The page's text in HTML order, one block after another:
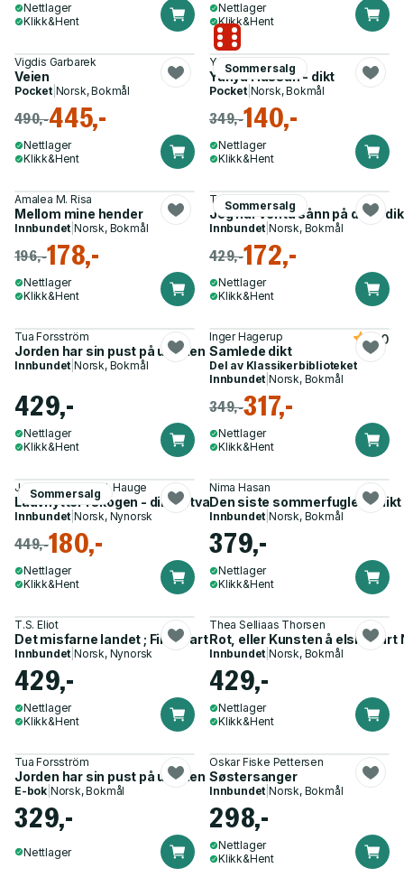
Nettlager
Klikk&Hent
Nettlager
Klikk&Hent
Vigdis Garbarek
Veien
Pocket| Norsk, Bokmål
490,-445,-
Nettlager
Klikk&Hent
Sommersalg
Yahya Hassan
Yahya Hassan - dikt
Pocket| Norsk, Bokmål
349,-140,-
Nettlager
Klikk&Hent
Amalea M. Risa
Mellom mine hender
Innbundet |Norsk, Bokmål
196,-178,-
Nettlager
Klikk&Hent
Sommersalg
Trygve Skaug
Jeg har venta sånn på deg -
Innbundet |Norsk, Bokmål
429,-172,-
Nettlager
Klikk&Hent
Tua Forsström
Jorden har sin pust på utsiden - 8 diktsamlinger 1979-2018
Innbundet |Norsk, Bokmål
429,-
Nettlager
Klikk&Hent
Inger Hagerup
Samlede dikt
5.0
Del av Klassikerbiblioteket
Innbundet |Norsk, Bokmål
349,-317,-
Nettlager
Klikk&Hent
Sommersalg
Jon Fosse, Olav H. Hauge
Lauvhytter i skogen - dikt i utval
Innbundet |Norsk, Nynorsk
449,-180,-
Nettlager
Klikk&Hent
Nima Hasan
Den siste sommerfuglen - dikt
Innbundet |Norsk, Bokmål
379,-
Nettlager
Klikk&Hent
T.S. Eliot
Det misfarne landet ; Fire kvartettar
Innbundet |Norsk, Nynorsk
429,-
Nettlager
Klikk&Hent
Thea Selliaas Thorsen
Rot, eller Kunsten å elske vårt
Innbundet |Norsk, Bokmål
429,-
Nettlager
Klikk&Hent
Tua Forsström
Jorden har sin pust på utsiden - 8 diktsamlinger 1979-2018
E-bok Norsk, Bokmål
329,-
Nettlager
Oskar Fiske Pettersen
Søstersanger
Innbundet |Norsk, Bokmål
298,-
Nettlager
Klikk&Hent